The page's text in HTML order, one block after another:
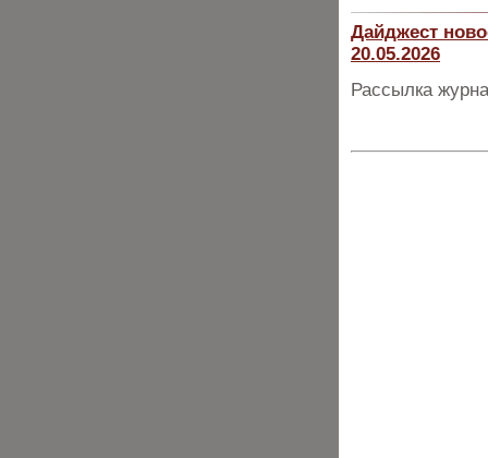
Дайджест
20.05.2026
Рассылка